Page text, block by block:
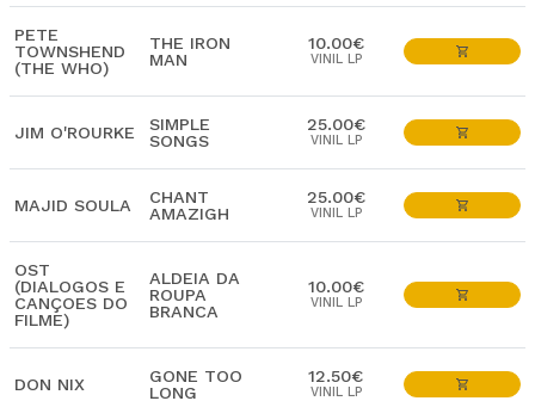
PETE
TOWNSHEND
(THE WHO)
THE IRON
MAN
10.00€
VINIL LP
JIM O'ROURKE
SIMPLE
SONGS
25.00€
VINIL LP
MAJID SOULA
CHANT
AMAZIGH
25.00€
VINIL LP
OST
(DIALOGOS E
CANÇOES DO
FILME)
ALDEIA DA
ROUPA
BRANCA
10.00€
VINIL LP
DON NIX
GONE TOO
LONG
12.50€
VINIL LP